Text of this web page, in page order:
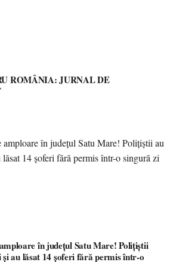
ROMÂNIA: JURNAL DE
în județul Satu Mare! Polițiștii
și au lăsat 14 șoferi fără permis într-o